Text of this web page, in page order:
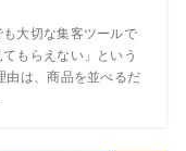
大切な集客ツールで
もらえない」という
由は、商品を並べるだ